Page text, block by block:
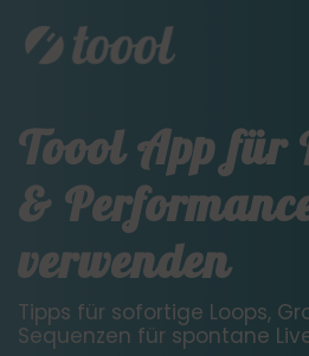
Toool App für
&
verwenden
Tipps für sofortige Loops,
Sequenzen für spontane